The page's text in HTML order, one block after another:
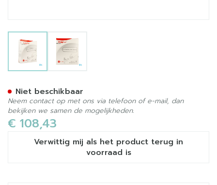
View larger imageView larger image
€ 108,43
Verwittig mij als het product terug in
voorraad is
Niet beschikbaar
Neem contact op met ons via telefoon of e-mail, dan
bekijken we samen de mogelijkheden.